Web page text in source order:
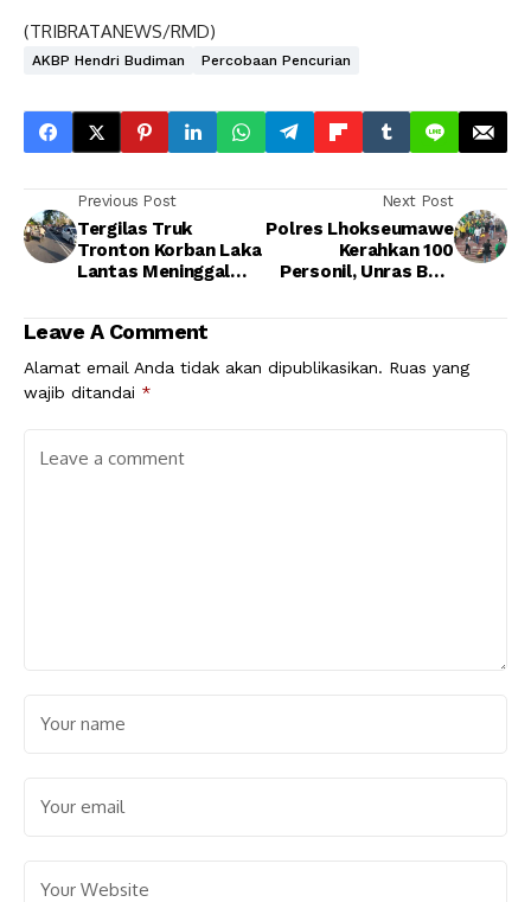
(TRIBRATANEWS/RMD)
AKBP Hendri Budiman Percobaan Pencurian
Previous Post
Tergilas Truk
Tronton Korban Laka
Lantas Meninggal
Berkendaraan
Next Post
Polres Lhokseumawe
Kerahkan 100
Personil, Unras Bela
Leave A Comment
Alamat email Anda tidak akan dipublikasikan. Ruas yang
wajib ditandai *